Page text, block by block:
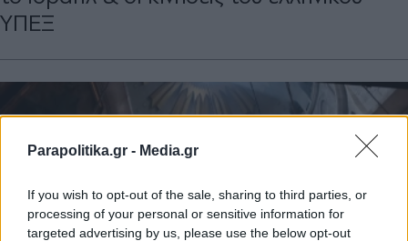
Parapolitika.gr - Media.gr
If you wish to opt-out of the sale, sharing to third parties, or
processing of your personal or sensitive information for
targeted advertising by us, please use the below opt-out
ΥΠΕΞ